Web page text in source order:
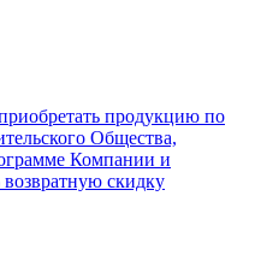
продукцию по
Общества,
Компании и
скидку